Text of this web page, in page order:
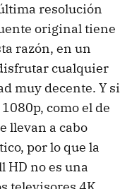
resolución
original tiene
razón, en un
cualquier
muy decente. Y si
como el de
llevan a cabo
por lo que la
HD no es una